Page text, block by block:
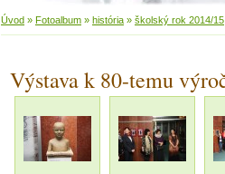
Úvod » Fotoalbum » história » školský rok 2014/15
Výstava k 80-temu